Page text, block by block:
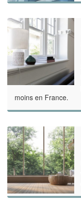
moins en France.